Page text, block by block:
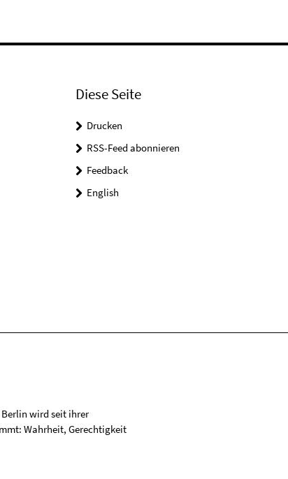
Diese Seite
Drucken
RSS-Feed abonnieren
Feedback
English
wird seit ihrer
Wahrheit, Gerechtigkeit